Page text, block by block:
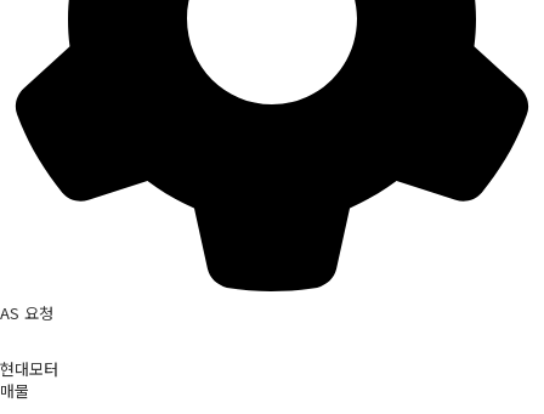
AS 요청
현대모터
매물